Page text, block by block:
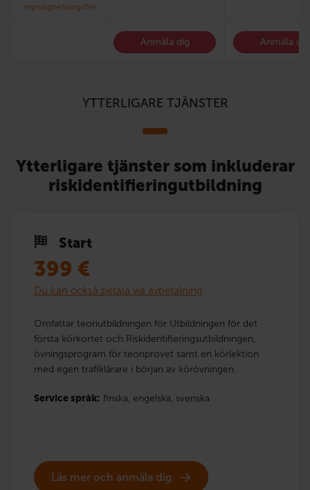
myndighetsavgifter
Anmäla dig Anmäla dig
YTTERLIGARE TJÄNSTER
Ytterligare tjänster som inkluderar
riskidentifieringutbildning
Start
399 €
Du kan också betala via avbetalning
Omfattar teoriutbildningen för Utbildningen för det
första körkortet och Riskidentifieringsutbildningen,
övningsprogram för teoriprovet samt en körlektion
med egen trafiklärare i början av körövningen.
Service språk: finska, engelska, svenska
Läs mer och anmäla dig